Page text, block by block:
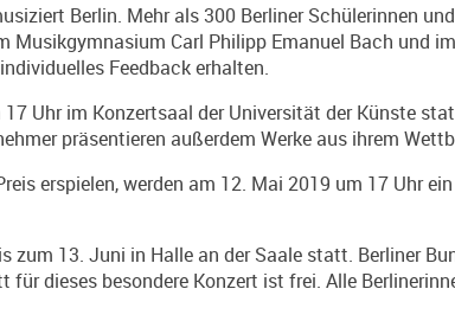
Berlin. Mehr als 300 Berliner Schüle­rinnen
Carl Philipp Emanuel Bach und
Feedback erhalten.
Uhr im Konzertsaal der Universität der Künste
präsentieren außerdem Werke aus ihrem
erspielen, werden am 12. Mai 2019 um 17 Uhr ein
zum 13. Juni in Halle an der Saale statt. Berliner
für dieses besondere Konzert ist frei. Alle